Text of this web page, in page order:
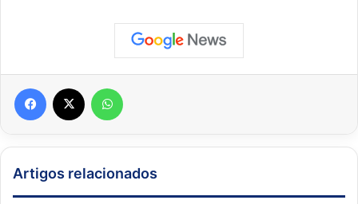
Facebook
Artigos relacionados